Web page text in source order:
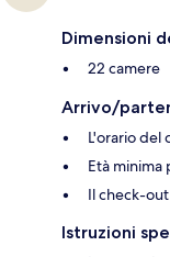
Dimensioni
22 camere
Arrivo/
L'orario del
Età minima
Il check-
Istruzioni